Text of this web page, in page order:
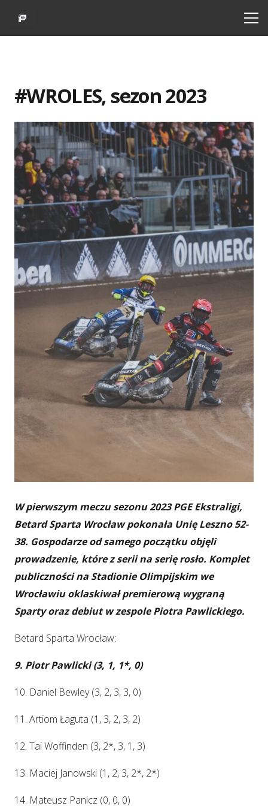
#WROLES, sezon 2023
W pierwszym meczu sezonu 2023 PGE Ekstraligi,
Betard Sparta Wrocław pokonała Unię Leszno 52-
38. Gospodarze od samego początku objęli
prowadzenie, które z serii na serię rosło. Komplet
publiczności na Stadionie Olimpijskim we
Wrocławiu oklaskiwał premierową wygraną
Sparty oraz debiut w zespole Piotra Pawlickiego.
Betard Sparta Wrocław:
9. Piotr Pawlicki (3, 1, 1*, 0)
10. Daniel Bewley (3, 2, 3, 3, 0)
11. Artiom Łaguta (1, 3, 2, 3, 2)
12. Tai Woffinden (3, 2*, 3, 1, 3)
13. Maciej Janowski (1, 2, 3, 2*, 2*)
14. Mateusz Panicz (0, 0, 0)